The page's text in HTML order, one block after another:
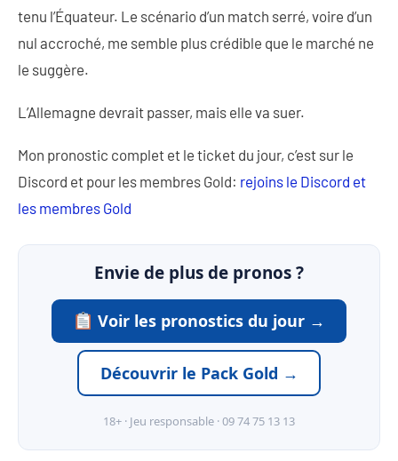
tenu l’Équateur. Le scénario d’un match serré, voire d’un
nul accroché, me semble plus crédible que le marché ne
le suggère.
L’Allemagne devrait passer, mais elle va suer.
Mon pronostic complet et le ticket du jour, c’est sur le
Discord et pour les membres Gold: rejoins le Discord et
les membres Gold
Envie de plus de pronos ?
Voir les pronostics du jour →
Découvrir le Pack Gold →
18+ · Jeu responsable · 09 74 75 13 13